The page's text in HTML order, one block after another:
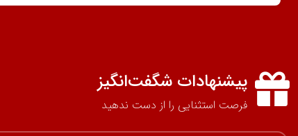
پیشنهادات شگفت‌انگیز
فرصت استثنایی را از دست ندهید